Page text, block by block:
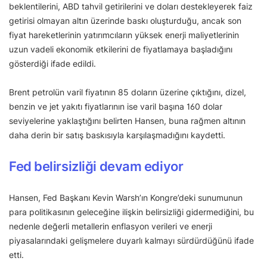
beklentilerini, ABD tahvil getirilerini ve doları destekleyerek faiz
getirisi olmayan altın üzerinde baskı oluşturduğu, ancak son
fiyat hareketlerinin yatırımcıların yüksek enerji maliyetlerinin
uzun vadeli ekonomik etkilerini de fiyatlamaya başladığını
gösterdiği ifade edildi.
Brent petrolün varil fiyatının 85 doların üzerine çıktığını, dizel,
benzin ve jet yakıtı fiyatlarının ise varil başına 160 dolar
seviyelerine yaklaştığını belirten Hansen, buna rağmen altının
daha derin bir satış baskısıyla karşılaşmadığını kaydetti.
Fed belirsizliği devam ediyor
Hansen, Fed Başkanı Kevin Warsh’ın Kongre’deki sunumunun
para politikasının geleceğine ilişkin belirsizliği gidermediğini, bu
nedenle değerli metallerin enflasyon verileri ve enerji
piyasalarındaki gelişmelere duyarlı kalmayı sürdürdüğünü ifade
etti.